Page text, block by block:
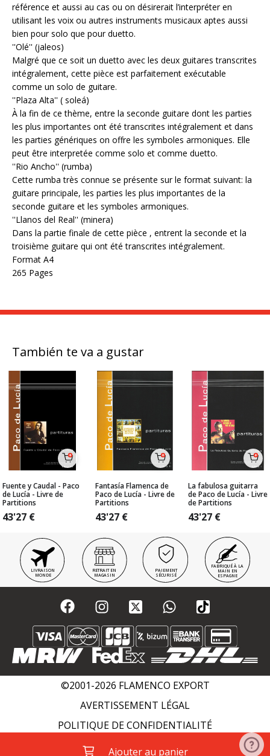
référence et aussi au cas ou on désirerait l’interpréter en
utilisant les voix ou autres instruments musicaux aptes aussi
bien pour solo que pour duetto.
''Olé'' (jaleos)
Malgré que ce soit un duetto avec les deux guitares transcrites
intégralement, cette pièce est parfaitement exécutable
comme un solo de guitare.
''Plaza Alta'' ( soleá)
À la fin de ce thème, entre la seconde guitare dont les parties
les plus importantes ont été transcrites intégralement et dans
les parties génériques on offre les symboles armoniques. Elle
peut être interpretée comme solo et comme duetto.
''Rio Ancho'' (rumba)
Cette rumba très connue se présente sur le format suivant: la
guitare principale, les parties les plus importantes de la
seconde guitare et les symboles armoniques.
''Llanos del Real'' (minera)
Dans la partie finale de cette pièce , entrent la seconde et la
troisième guitare qui ont été transcrites intégralement.
Format A4
265 Pages
Ajouter au panier
También te va a gustar
Fuente y Caudal - Paco
de Lucía - Livre de
Partitions
43'27 €
Fantasía Flamenca de
Paco de Lucía - Livre de
Partitions
43'27 €
La fabulosa guitarra
de Paco de Lucía - Livre
de Partitions
43'27 €
LIVRAISON
MONDE
RETRAIT EN
MAGASIN
PAIEMENT
SÉCURISÉ
FABRIQUÉ À LA
MAIN EN
ESPAGNE
©2001-2026 FLAMENCO EXPORT
AVERTISSEMENT LÉGAL
POLITIQUE DE CONFIDENTIALITÉ
POLITIQUE DE COOKIES
WIKI FLAMENCO